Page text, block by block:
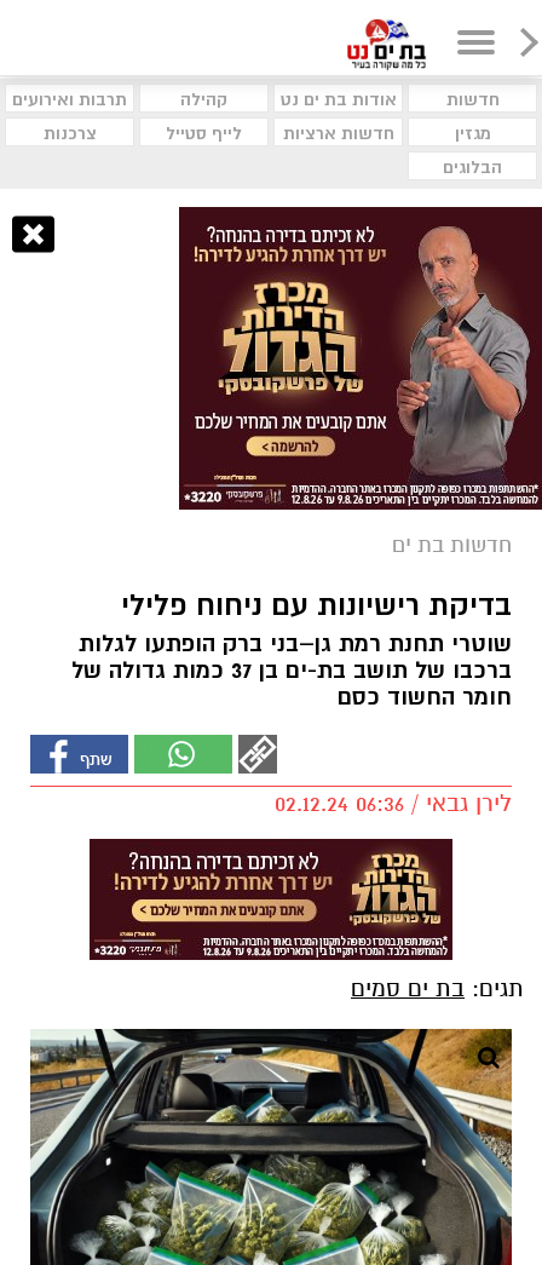
חדשות אודות בת ים נט קהילה
תרבות ואירועים
מגזין
חדשות ארציות לייף סטייל
צרכנות
הבלוגים
חדשות בת ים
בדיקת רישיונות עם ניחוח פלילי
שוטרי תחנת רמת גן–בני ברק הופתעו לגלות
ברכבו של תושב בת-ים בן 37 כמות גדולה של
חומר החשוד כסם
לירן גבאי / 06:36 02.12.24
תגים: בת ים סמים